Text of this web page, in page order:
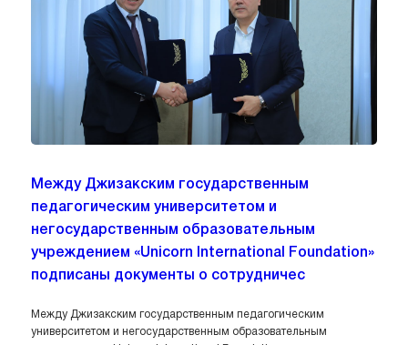
Между Джизакским государственным
педагогическим университетом и
негосударственным образовательным
учреждением «Unicorn International Foundation»
подписаны документы о сотрудничес
Между Джизакским государственным педагогическим
университетом и негосударственным образовательным